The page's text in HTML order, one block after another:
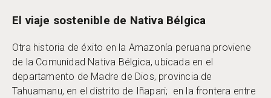
El viaje sostenible de Nativa Bélgica
Otra historia de éxito en la Amazonía peruana proviene
de la Comunidad Nativa Bélgica, ubicada en el
departamento de Madre de Dios, provincia de
Tahuamanu, en el distrito de Iñapari; en la frontera entre